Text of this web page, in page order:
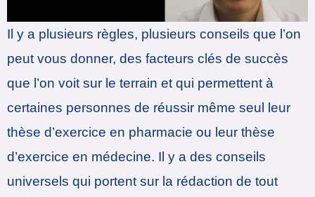
Il y a plusieurs règles, plusieurs conseils que l’on
peut vous donner, des facteurs clés de succès
que l’on voit sur le terrain et qui permettent à
certaines personnes de réussir même seul leur
thèse d’exercice en pharmacie ou leur thèse
d’exercice en médecine. Il y a des conseils
universels qui portent sur la rédaction de tout